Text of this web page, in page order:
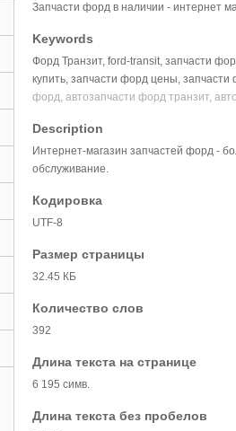
Запчасти форд в наличии - интернет
Keywords
Форд Транзит, ford-transit, запчасти
купить, запчасти форд цены, запчасти
форд, автозапчасти форд транзит,
Description
Интернет-магазин запчастей форд -
обслуживание.
Кодировка
UTF-8
Размер страницы
32.45 КБ
Количество слов
392
Длина текста на странице
6 195 симв.
Длина текста без пробелов